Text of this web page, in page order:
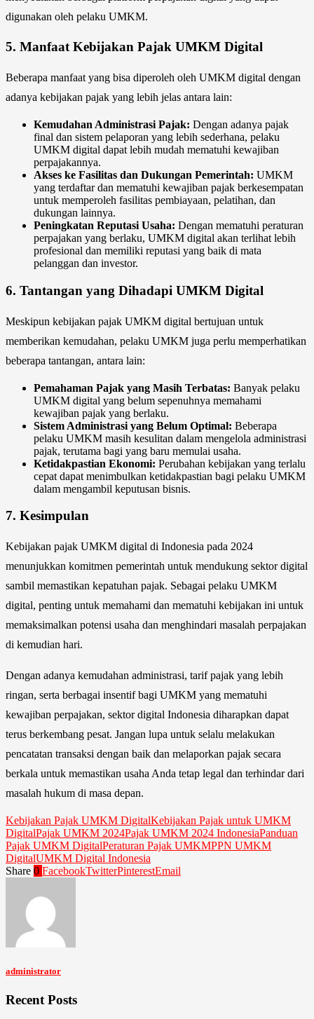
digunakan oleh pelaku UMKM.
5. Manfaat Kebijakan Pajak UMKM Digital
Beberapa manfaat yang bisa diperoleh oleh UMKM digital dengan
adanya kebijakan pajak yang lebih jelas antara lain:
Kemudahan Administrasi Pajak: Dengan adanya pajak
final dan sistem pelaporan yang lebih sederhana, pelaku
UMKM digital dapat lebih mudah mematuhi kewajiban
perpajakannya.
Akses ke Fasilitas dan Dukungan Pemerintah: UMKM
yang terdaftar dan mematuhi kewajiban pajak berkesempatan
untuk memperoleh fasilitas pembiayaan, pelatihan, dan
dukungan lainnya.
Peningkatan Reputasi Usaha: Dengan mematuhi peraturan
perpajakan yang berlaku, UMKM digital akan terlihat lebih
profesional dan memiliki reputasi yang baik di mata
pelanggan dan investor.
6. Tantangan yang Dihadapi UMKM Digital
Meskipun kebijakan pajak UMKM digital bertujuan untuk
memberikan kemudahan, pelaku UMKM juga perlu memperhatikan
beberapa tantangan, antara lain:
Pemahaman Pajak yang Masih Terbatas: Banyak pelaku
UMKM digital yang belum sepenuhnya memahami
kewajiban pajak yang berlaku.
Sistem Administrasi yang Belum Optimal: Beberapa
pelaku UMKM masih kesulitan dalam mengelola administrasi
pajak, terutama bagi yang baru memulai usaha.
Ketidakpastian Ekonomi: Perubahan kebijakan yang terlalu
cepat dapat menimbulkan ketidakpastian bagi pelaku UMKM
dalam mengambil keputusan bisnis.
7. Kesimpulan
Kebijakan pajak UMKM digital di Indonesia pada 2024
menunjukkan komitmen pemerintah untuk mendukung sektor digital
sambil memastikan kepatuhan pajak. Sebagai pelaku UMKM
digital, penting untuk memahami dan mematuhi kebijakan ini untuk
memaksimalkan potensi usaha dan menghindari masalah perpajakan
di kemudian hari.
Dengan adanya kemudahan administrasi, tarif pajak yang lebih
ringan, serta berbagai insentif bagi UMKM yang mematuhi
kewajiban perpajakan, sektor digital Indonesia diharapkan dapat
terus berkembang pesat. Jangan lupa untuk selalu melakukan
pencatatan transaksi dengan baik dan melaporkan pajak secara
berkala untuk memastikan usaha Anda tetap legal dan terhindar dari
masalah hukum di masa depan.
Kebijakan Pajak UMKM DigitalKebijakan Pajak untuk UMKM
DigitalPajak UMKM 2024Pajak UMKM 2024 IndonesiaPanduan
Pajak UMKM DigitalPeraturan Pajak UMKMPPN UMKM
DigitalUMKM Digital Indonesia
Share 0 FacebookTwitterPinterestEmail
administrator
Recent Posts